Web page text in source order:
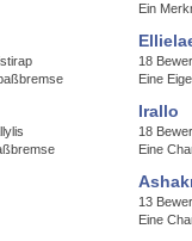
Ein
18
Eine
Irallo
18
Eine
13
Eine